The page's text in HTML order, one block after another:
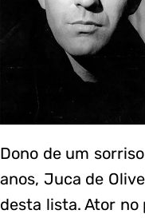
Dono de um
anos, Juca de
desta lista. Ator